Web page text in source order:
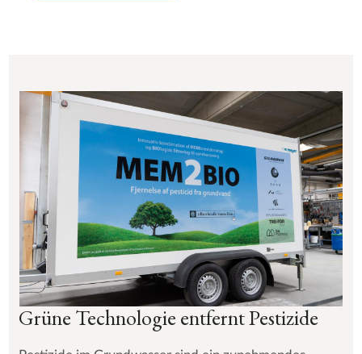
Grüne Technologie entfernt Pestizide